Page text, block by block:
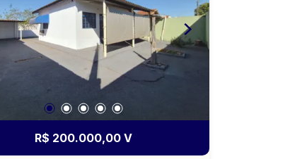
R$ 200.000,00 V